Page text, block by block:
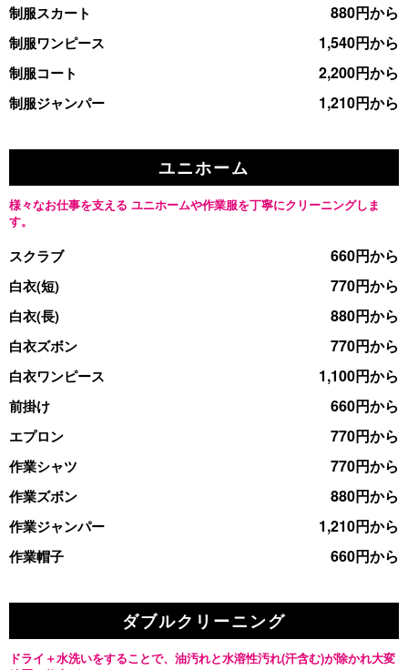
制服スカート 880円から
制服ワンピース 1,540円から
制服コート 2,200円から
制服ジャンパー 1,210円から
ユニホーム
様々なお仕事を支える ユニホームや作業服を丁寧にクリーニングしま
す。
スクラブ 660円から
白衣(短) 770円から
白衣(長) 880円から
白衣ズボン 770円から
白衣ワンピース 1,100円から
前掛け 660円から
エプロン 770円から
作業シャツ 770円から
作業ズボン 880円から
作業ジャンパー 1,210円から
作業帽子 660円から
ダブルクリーニング
ドライ＋水洗いをすることで、油汚れと水溶性汚れ(汗含む)が除かれ大変